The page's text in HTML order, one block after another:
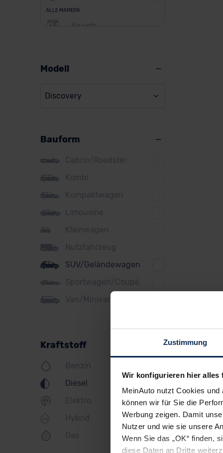
Zustimmung
Wir konfigurieren hier alles
MeinAuto nutzt Cookies
können wir für Sie die
Werbung zeigen. Damit
Nutzer und wie sie unsere
Wenn Sie das „OK“ finden,
diese Daten an Dritte
ALLE MARKEN
Abarth
BMW
Citroen
Cupra
DS
Dacia
Fiat
Ford
Honda
Land Rover
Lexus
MINI
Mazda
Mercedes
Mitsubishi
Modell
Discovery
Bauform
Cabrio/Roadster
Kombi
Kompaktwagen
Limousine
Kleinwagen
Nutzfahrzeug
SUV/Geländewagen
Sportwagen/Coupé
Van/Minivan
Kraftstoff
Benzin
Diesel
Elektro
Hybrid
Gas